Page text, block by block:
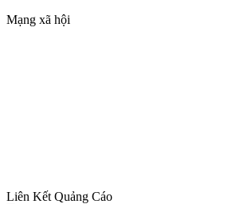
Mạng xã hội
Liên Kết Quảng Cáo